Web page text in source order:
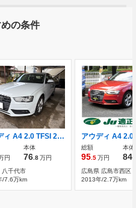
の条件
アウディ A4 2.0 TFSI 2.0Lターボ セダン ナビ ETC Bluetooth バ
円
本体
76 .8万円
八千代市
/7.6万km
総額
95 .5万円
本体
84
広島県 広島市西区
2013年/2.7万km